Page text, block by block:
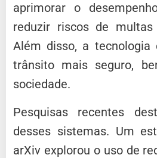
aprimorar o
reduzir riscos de
Além disso, a tecnologia
trânsito mais seguro,
sociedade.
Pesquisas recentes
desses sistemas. Um
arXiv explorou o uso de